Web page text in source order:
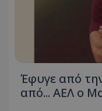
Έφυγε από
από... ΑΕΛ ο